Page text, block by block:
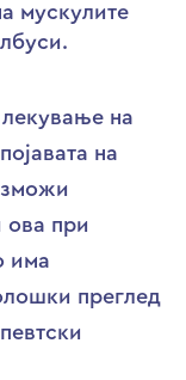
мускулите
на
на
ова при
има
преглед